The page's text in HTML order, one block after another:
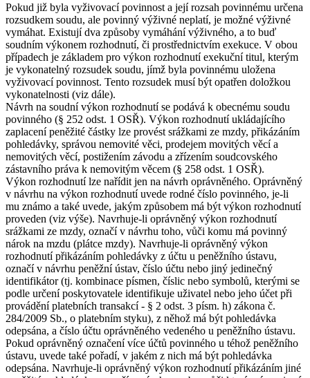
Pokud již byla vyživovací povinnost a její rozsah povinnému určena
rozsudkem soudu, ale povinný výživné neplatí, je možné výživné
vymáhat. Existují dva způsoby vymáhání výživného, a to buď
soudním výkonem rozhodnutí, či prostřednictvím exekuce. V obou
případech je základem pro výkon rozhodnutí exekuční titul, kterým
je vykonatelný rozsudek soudu, jímž byla povinnému uložena
vyživovací povinnost. Tento rozsudek musí být opatřen doložkou
vykonatelnosti (viz dále).
Návrh na soudní výkon rozhodnutí se podává k obecnému soudu
povinného (§ 252 odst. 1 OSŘ). Výkon rozhodnutí ukládajícího
zaplacení peněžité částky lze provést srážkami ze mzdy, přikázáním
pohledávky, správou nemovité věci, prodejem movitých věcí a
nemovitých věcí, postižením závodu a zřízením soudcovského
zástavního práva k nemovitým věcem (§ 258 odst. 1 OSŘ).
Výkon rozhodnutí lze nařídit jen na návrh oprávněného. Oprávněný
v návrhu na výkon rozhodnutí uvede rodné číslo povinného, je-li
mu známo a také uvede, jakým způsobem má být výkon rozhodnutí
proveden (viz výše). Navrhuje-li oprávněný výkon rozhodnutí
srážkami ze mzdy, označí v návrhu toho, vůči komu má povinný
nárok na mzdu (plátce mzdy). Navrhuje-li oprávněný výkon
rozhodnutí přikázáním pohledávky z účtu u peněžního ústavu,
označí v návrhu peněžní ústav, číslo účtu nebo jiný jedinečný
identifikátor (tj. kombinace písmen, číslic nebo symbolů, kterými se
podle určení poskytovatele identifikuje uživatel nebo jeho účet při
provádění platebních transakcí - § 2 odst. 3 písm. h) zákona č.
284/2009 Sb., o platebním styku), z něhož má být pohledávka
odepsána, a číslo účtu oprávněného vedeného u peněžního ústavu.
Pokud oprávněný označení více účtů povinného u téhož peněžního
ústavu, uvede také pořadí, v jakém z nich má být pohledávka
odepsána. Navrhuje-li oprávněný výkon rozhodnutí přikázáním jiné